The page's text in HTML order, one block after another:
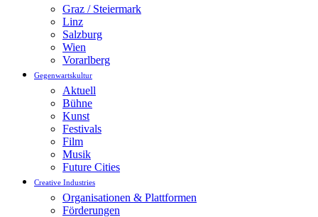
Graz / Steiermark
Linz
Salzburg
Wien
Vorarlberg
Gegenwartskultur
Aktuell
Bühne
Kunst
Festivals
Film
Musik
Future Cities
Creative Industries
Organisationen & Plattformen
Förderungen